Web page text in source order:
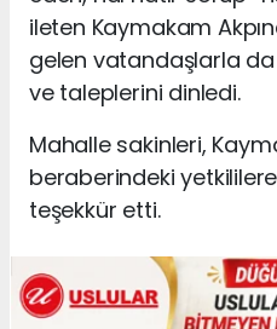
ileten Kaymakam
gelen vatandaşlarla
ve taleplerini dinledi.
Mahalle sakinleri,
beraberindeki
teşekkür etti.